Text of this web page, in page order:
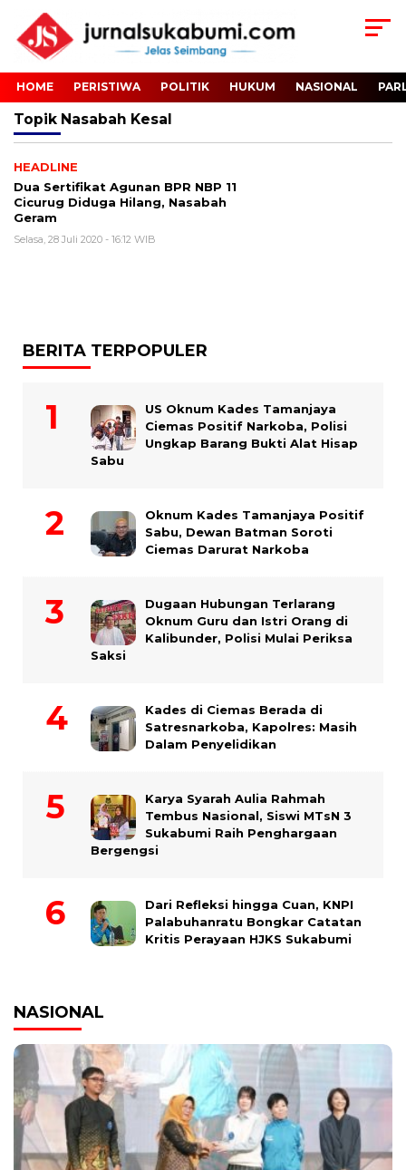
HOME PERISTIWA POLITIK HUKUM NASIONAL
Topik Nasabah Kesal
HEADLINE
Dua Sertifikat Agunan BPR NBP 11
Cicurug Diduga Hilang, Nasabah
Geram
Selasa, 28 Juli 2020 - 16:12 WIB
BERITA TERPOPULER
US Oknum Kades Tamanjaya
Ciemas Positif Narkoba, Polisi
Ungkap Barang Bukti Alat Hisap
Sabu
Oknum Kades Tamanjaya Positif
Sabu, Dewan Batman Soroti
Ciemas Darurat Narkoba
Dugaan Hubungan Terlarang
Oknum Guru dan Istri Orang di
Kalibunder, Polisi Mulai Periksa
Saksi
Kades di Ciemas Berada di
Satresnarkoba, Kapolres: Masih
Dalam Penyelidikan
Karya Syarah Aulia Rahmah
Tembus Nasional, Siswi MTsN 3
Sukabumi Raih Penghargaan
Bergengsi
Dari Refleksi hingga Cuan, KNPI
Palabuhanratu Bongkar Catatan
Kritis Perayaan HJKS Sukabumi
NASIONAL